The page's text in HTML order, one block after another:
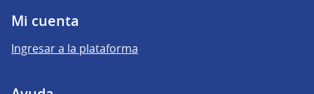
Mi cuenta
Ingresar a la plataforma